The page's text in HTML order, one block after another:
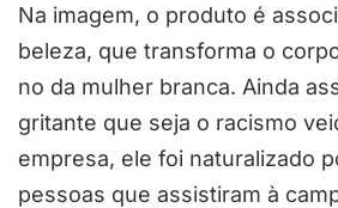
Na imagem, o produto é
beleza, que transforma o
no da mulher branca. Ainda
gritante que seja o racismo
empresa, ele foi naturalizado
pessoas que assistiram à